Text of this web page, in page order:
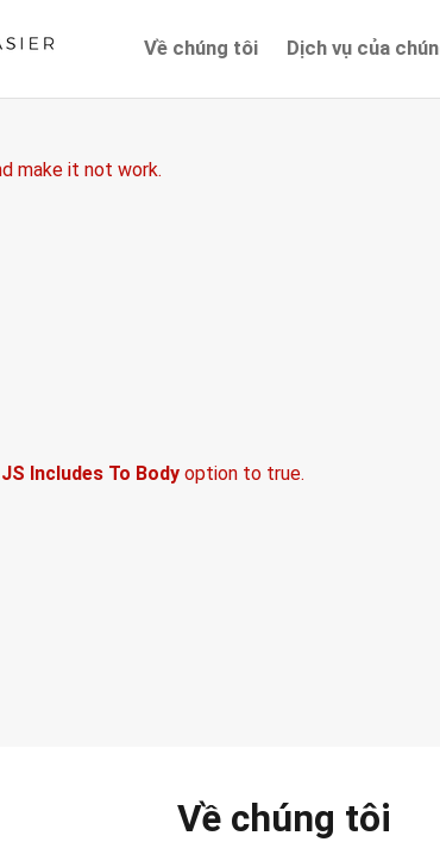
Về chúng tôi Dịch vụ của
comes after the revolution files js include.
make it not work.
Includes To Body option to true.
Về chúng tôi